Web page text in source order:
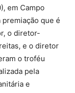
em Campo
premiação que é
o diretor-
e o diretor
o troféu
pela
e